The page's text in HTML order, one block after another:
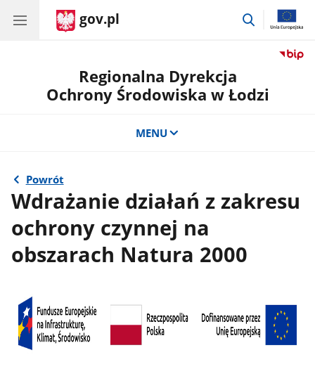
gov.pl
przejdź
Regionalna Dyrekcja
Ochrony Środowiska w Łodzi
MENU
Powrót
Wdrażanie działań z zakresu
ochrony czynnej na
obszarach Natura 2000